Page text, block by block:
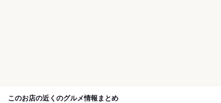
このお店の近くのグルメ情報まとめ